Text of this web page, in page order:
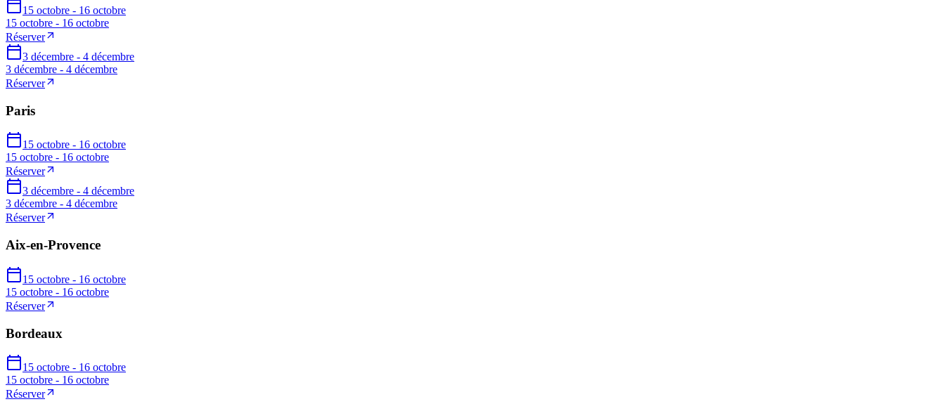
15 octobre - 16 octobre
15 octobre - 16 octobre
Réserver
3 décembre - 4 décembre
3 décembre - 4 décembre
Réserver
Paris
15 octobre - 16 octobre
15 octobre - 16 octobre
Réserver
3 décembre - 4 décembre
3 décembre - 4 décembre
Réserver
Aix-en-Provence
15 octobre - 16 octobre
15 octobre - 16 octobre
Réserver
Bordeaux
15 octobre - 16 octobre
15 octobre - 16 octobre
Réserver